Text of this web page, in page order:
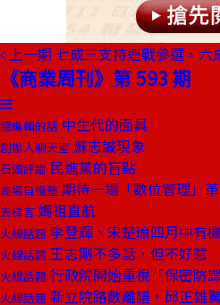
上一期 七成三支持連戰參選，六
《商業周刊》第 593 期
總編輯的話 中生代的面具
創辦人聊天室 蘇志誠現象
石頭評論 民進黨的盲點
商場自慢塾 期待一場「數位管理」
去梯言 媽祖直航
火線話題 李登輝、宋楚瑜四月中有
火線話題 王志剛不多話，但不好惹
火線話題 行政院開始重視「保密防諜
火線話題 新立院路數離譜，邱正雄